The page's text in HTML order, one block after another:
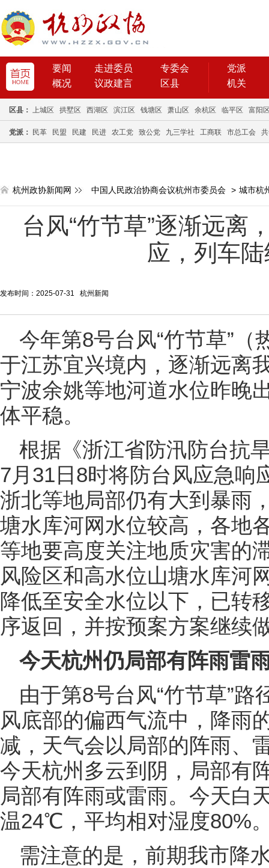
要闻 走进委员
专委会
概况
议政建言 区县
党派
机关
区县： 上城区 拱墅区 西湖区 滨江区 钱塘区 萧山区 余杭区 临平区 富阳
党派： 民革 民盟 民建 民进 农工党 致公党 九三学社 工商联 市总工会
杭州政协新闻网 中国人民政治协商会议杭州市委员会 > 城市杭
台风“竹节草”逐渐远离
应，列车
发布时间：2025-07-31 杭州新闻
今年第8号台风“竹节草”
于江苏宜兴境内，逐渐远离
宁波余姚等地河道水位昨晚
体平稳。
根据《浙江省防汛防台抗
7月31日8时将防台风应急
浙北等地局部仍有大到暴雨
塘水库河网水位较高，各地
等地要高度关注地质灾害的
风险区和高水位山塘水库河
降低至安全水位以下，已转
序返回，并按预案方案继续
今天杭州仍局部有阵雨雷
由于第8号台风“竹节草”
风底部的偏西气流中，降雨
减，天气会以局部的阵雨、
今天杭州多云到阴，局部有
局部有阵雨或雷雨。今天白
温24℃，平均相对湿度80%
需注意的是，前期我市降